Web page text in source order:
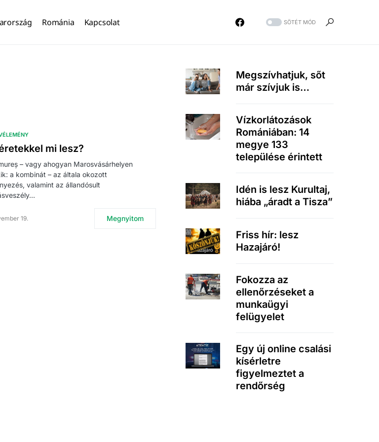
Románia Kapcsolat SÖTÉT MÓD
mi lesz?
– vagy ahogyan Marosvásárhelyen
a kombinát – az általa okozott
valamint az állandósult
19. Megnyitom
Megszívhatjuk, sőt
már szívjuk is…
Vízkorlátozások
Romániában: 14
megye 133
települése érintett
Idén is lesz Kurultaj,
hiába „áradt a Tisza”
Friss hír: lesz
Hazajáró!
Fokozza az
ellenőrzéseket a
munkaügyi
felügyelet
Egy új online csalási
kísérletre
figyelmeztet a
rendőrség